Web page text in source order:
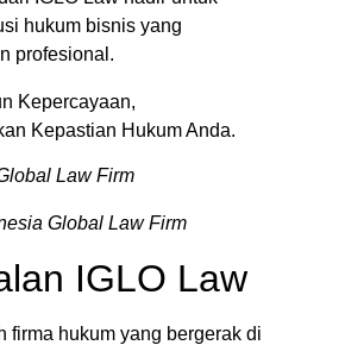
hukum bisnis yang
profesional.
Kepercayaan,
Kepastian Hukum Anda.
Law Firm
Global Law Firm
IGLO Law
firma hukum yang bergerak di